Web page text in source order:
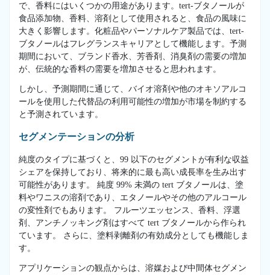
で、香料にはいくつかの用途があります。tert-ブタノールが
食品添加物、香料、溶剤として使用されると、食品の風味に
大きく影響します。化粧品やパーソナルケア製品では、tert-
ブタノールはフレグランスキャリアとして機能します。予測
期間において、ブランド香水、芳香剤、消臭剤の需要の増加
が、伝統的な香料の需要を増加させると思われます。
しかし、予測期間に通じて、バイオ溶剤や他のオキソアルコ
ールを使用した代替品の利用可能性の増加が市場を制約する
と予測されています。
セグメンテーションの分析
純度のタイプに基づくと、99 以下のセグメントが有利な収益
シェアを保持しており、将来的に最も高い成長率を生み出す
可能性があります。 純度 99% 未満の tert ブタノールは、塗
料やワニスの溶剤であり、エタノールやその他のアルコール
の変性剤でもあります。 フルーツエッセンス、香料、浮選
剤、アンチノッキング剤はすべて tert ブタノールから作られ
ています。 さらに、塗料剥離剤の有効成分としても機能しま
す。
アプリケーションの観点からは、溶媒および中間体セグメン